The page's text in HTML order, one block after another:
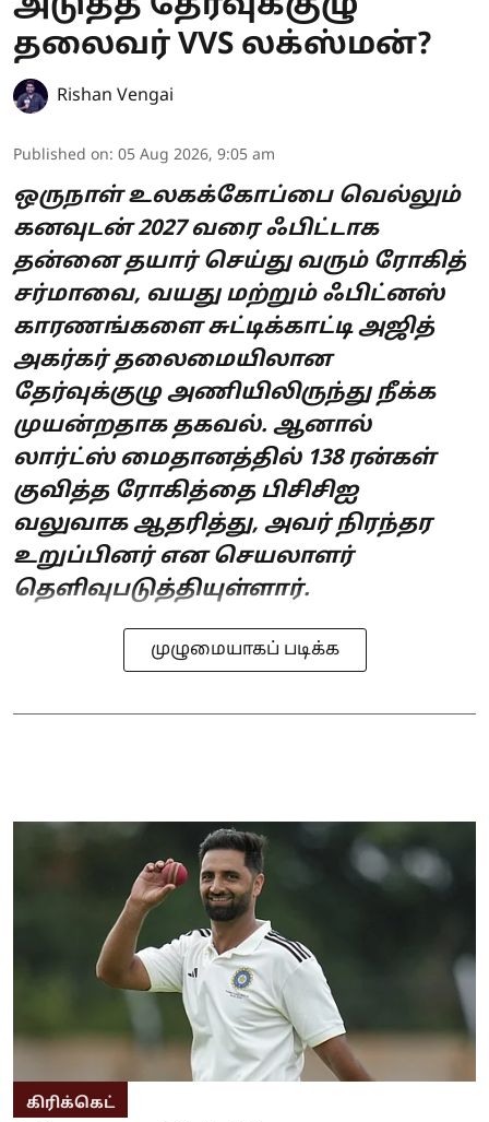
தலைவர் VVS லக்ஸ்மன்?
Rishan Vengai
Published on: 05 Aug 2026, 9:05 am
ஒருநாள் உலகக்கோப்பை வெல்லும்
கனவுடன் 2027 வரை ஃபிட்டாக
தன்னை தயார் செய்து வரும் ரோகித்
சர்மாவை, வயது மற்றும் ஃபிட்னஸ்
காரணங்களை சுட்டிக்காட்டி அஜித்
அகர்கர் தலைமையிலான
தேர்வுக்குழு அணியிலிருந்து நீக்க
முயன்றதாக தகவல். ஆனால்
லார்ட்ஸ் மைதானத்தில் 138 ரன்கள்
குவித்த ரோகித்தை பிசிசிஐ
வலுவாக ஆதரித்து, அவர் நிரந்தர
உறுப்பினர் என செயலாளர்
தெளிவுபடுத்தியுள்ளார்.
முழுமையாகப் படிக்க
கிரிக்கெட்